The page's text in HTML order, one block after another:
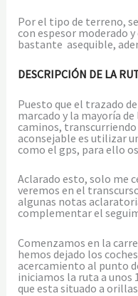
Por el tipo de terreno,
con espesor moderado
bastante asequible,
DESCRIPCIÓN DE LA
Puesto que el trazado
marcado y la mayoría de
caminos,
aconsejable es utilizar
como el gps, para ello
Aclarado esto, solo me
veremos en el
algunas notas
complementar el
Comenzamos en la
hemos dejado los
acercamiento al punto
iniciamos la ruta a unos
que esta situado a